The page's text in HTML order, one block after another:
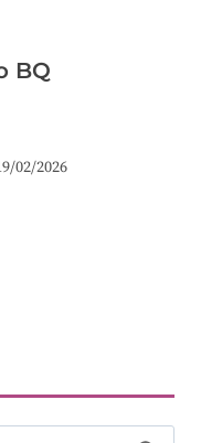
BQ
02/2026